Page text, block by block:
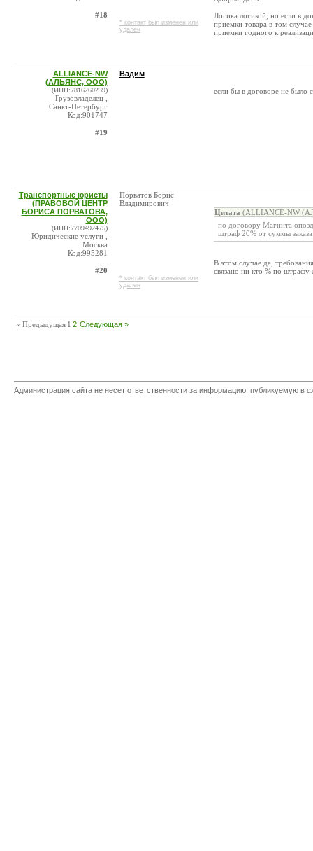
#18
* контакт был изменен или
удален
Логика логикой, но если в
приемки товара в том
приемки годного к
ALLIANCE-NW
(АЛЬЯНС, ООО)
(ИНН:7816260239)
Грузовладелец ,
Санкт-Петербург
Код:901747
#19
Вадим
если бы в договоре не было
Транспортные юристы
(ПРАВОВОЙ ЦЕНТР
БОРИСА ПОРВАТОВА,
ООО)
(ИНН:7709492475)
Юридические услуги ,
Москва
Код:995281
#20
Порватов Борис
Владимирович
* контакт был изменен или
удален
Цитата (ALLIANCE-NW
по договору Магнита
штраф 20% от суммы
В этом случае да,
связано ни кто % по штрафу
« Предыдущая 1 2 Следующая »
Администрация сайта не несет ответственности за информацию, публикуемую